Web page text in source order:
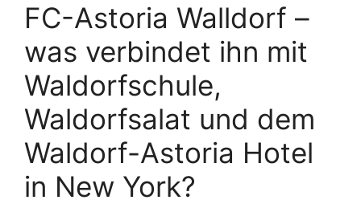
FC-Astoria Walldorf –
was verbindet ihn mit
Waldorfschule,
Waldorfsalat und dem
Waldorf-Astoria Hotel
in New York?